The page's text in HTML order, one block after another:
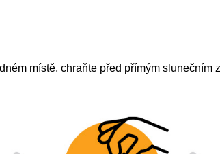
místě, chraňte před přímým